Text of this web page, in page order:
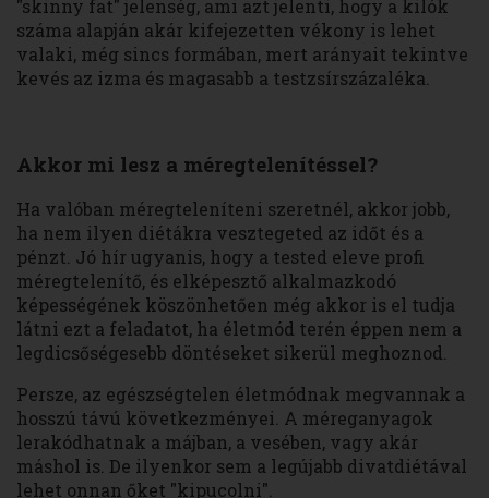
"skinny fat" jelenség, ami azt jelenti, hogy a kilók
száma alapján akár kifejezetten vékony is lehet
valaki, még sincs formában, mert arányait tekintve
kevés az izma és magasabb a testzsírszázaléka.
Akkor mi lesz a méregtelenítéssel?
Ha valóban méregteleníteni szeretnél, akkor jobb,
ha nem ilyen diétákra vesztegeted az időt és a
pénzt. Jó hír ugyanis, hogy a tested eleve profi
méregtelenítő, és elképesztő alkalmazkodó
képességének köszönhetően még akkor is el tudja
látni ezt a feladatot, ha életmód terén éppen nem a
legdicsőségesebb döntéseket sikerül meghoznod.
Persze, az egészségtelen életmódnak megvannak a
hosszú távú következményei. A méreganyagok
lerakódhatnak a májban, a vesében, vagy akár
máshol is. De ilyenkor sem a legújabb divatdiétával
lehet onnan őket "kipucolni".